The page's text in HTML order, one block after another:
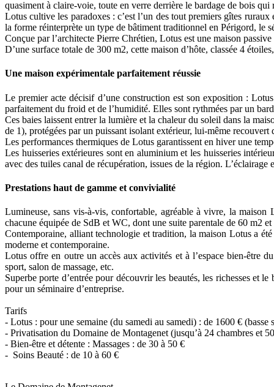
quasiment à claire-voie, toute en verre derrière le bardage de bois qui
Lotus cultive les paradoxes : c’est l’un des tout premiers gîtes
la forme réinterprète un type de bâtiment traditionnel en Périgord, le
Conçue par l’architecte Pierre Chrétien, Lotus est une maison
D’une surface totale de 300 m2, cette maison d’hôte, classée 4
Une maison expérimentale parfaitement réussie
Le premier acte décisif d’une construction est son exposition :
parfaitement du froid et de l’humidité. Elles sont rythmées par un
Ces baies laissent entrer la lumière et la chaleur du soleil dans la
de 1), protégées par un puissant isolant extérieur, lui-même
Les performances thermiques de Lotus garantissent en hiver une
Les huisseries extérieures sont en aluminium et les huisseries
avec des tuiles canal de récupération, issues de la région. L’éclairage
Prestations haut de gamme et convivialité
Lumineuse, sans vis-à-vis, confortable, agréable à vivre, la maison
chacune équipée de SdB et WC, dont une suite parentale de 60 m2
Contemporaine, alliant technologie et tradition, la maison Lotus a
moderne et contemporaine.
Lotus offre en outre un accès aux activités et à l’espace bien-être
sport, salon de massage, etc.
Superbe porte d’entrée pour découvrir les beautés, les richesses et
pour un séminaire d’entreprise.
Tarifs
- Lotus : pour une semaine (du samedi au samedi) : de 1600 €
- Privatisation du Domaine de Montagenet (jusqu’à 24 chambres et
- Bien-être et détente : Massages : de 30 à 50 €
- Soins Beauté : de 10 à 60 €